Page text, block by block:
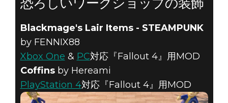
恐ろしいワークショップの装飾
Blackmage's Lair Items - STEAMPUNK
by FENNIX88
Xbox One & PC対応『Fallout 4』用MOD
Coffinsby Hereami
PlayStation 4対応『Fallout 4』用MOD